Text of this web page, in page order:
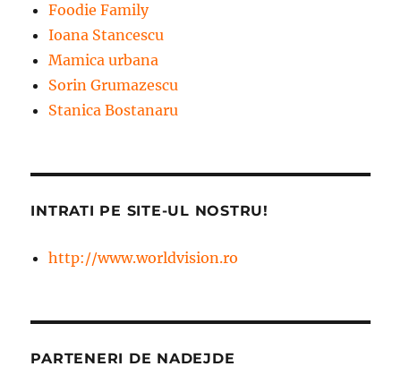
Foodie Family
Ioana Stancescu
Mamica urbana
Sorin Grumazescu
Stanica Bostanaru
INTRATI PE SITE-UL NOSTRU!
http://www.worldvision.ro
PARTENERI DE NADEJDE